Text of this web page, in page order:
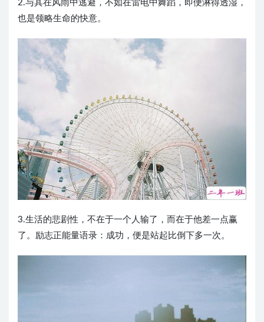
2.与其在风雨中逃避，不如在雷电中舞蹈，即便淋得透湿，
也是领略生命的快意。 ​​​​
3.生活的悲剧性，不在于一个人输了，而在于他差一点赢
了。励志正能量语录：成功，便是站起比倒下多一次。 ​​​​